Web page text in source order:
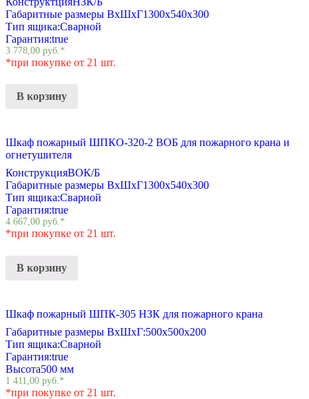
Габаритные размеры ВхШхГ1300х540х300
Тип ящика:Сварной
Гарантия:true
3 778,00 руб. *
*при покупке от 21 шт.
В корзину
Шкаф пожарный ШПКО-320-2 ВОБ для пожарного крана и
огнетушителя
КонструкцияВОК/Б
Габаритные размеры ВхШхГ1300х540х300
Тип ящика:Сварной
Гарантия:true
4 667,00 руб.*
*при покупке от 21 шт.
В корзину
Шкаф пожарный ШПК-305 НЗК для пожарного крана
Габаритные размеры ВхШхГ:500х500х200
Тип ящика:Сварной
Гарантия:true
Высота500 мм
1 411,00 руб. *
*при покупке от 21 шт.